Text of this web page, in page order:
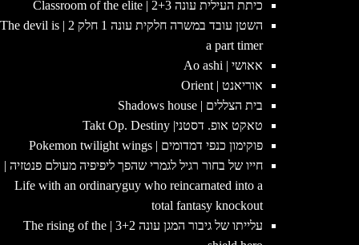
כיתת העילית עונה 2+3 | Classroom of the elite
השטן עובד במשרה חלקית עונה 1 חלק 2 | The devil is
a part timer
אאושי | Ao ashi
אוריאנט | Orient
בית הצללים | Shadows house
טאקט אופ. דסטני| Takt Op. Destiny
פוקימון כנפי דמדומים | Pokemon twilight wings
חייו של בחור רגיל לגמרי שהפך ליפיפיה מעולם פנטזיה |
Life with an ordinaryguy who reincarnated into a
total fantasy knockout
עלייתו של גיבור המגן עונה 3+2 | The rising of the